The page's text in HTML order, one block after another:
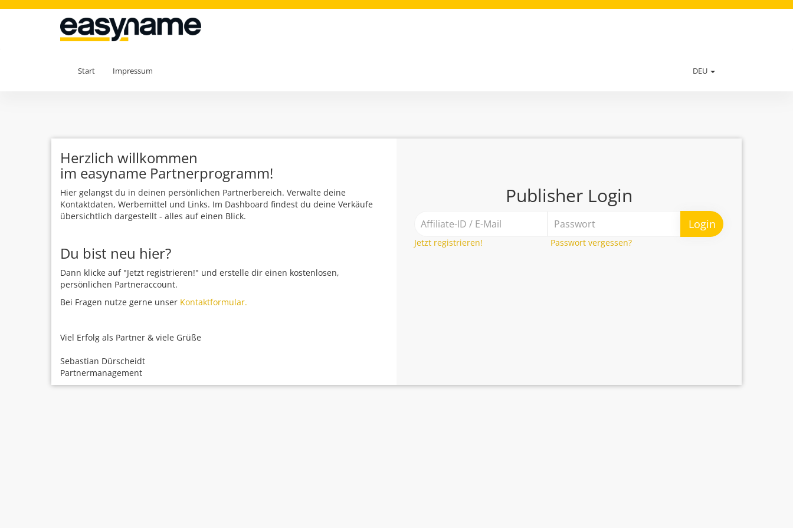
Start Impressum DEU
Herzlich willkommen
im easyname Partnerprogramm!
Hier gelangst du in deinen persönlichen Partnerbereich. Verwalte deine
Kontaktdaten, Werbemittel und Links. Im Dashboard findest du deine Verkäufe
übersichtlich dargestellt - alles auf einen Blick.
Du bist neu hier?
Dann klicke auf "Jetzt registrieren!" und erstelle dir einen kostenlosen,
persönlichen Partneraccount.
Bei Fragen nutze gerne unser Kontaktformular.
Viel Erfolg als Partner & viele Grüße
Sebastian Dürscheidt
Partnermanagement
Publisher Login
Login
Jetzt registrieren! Passwort vergessen?